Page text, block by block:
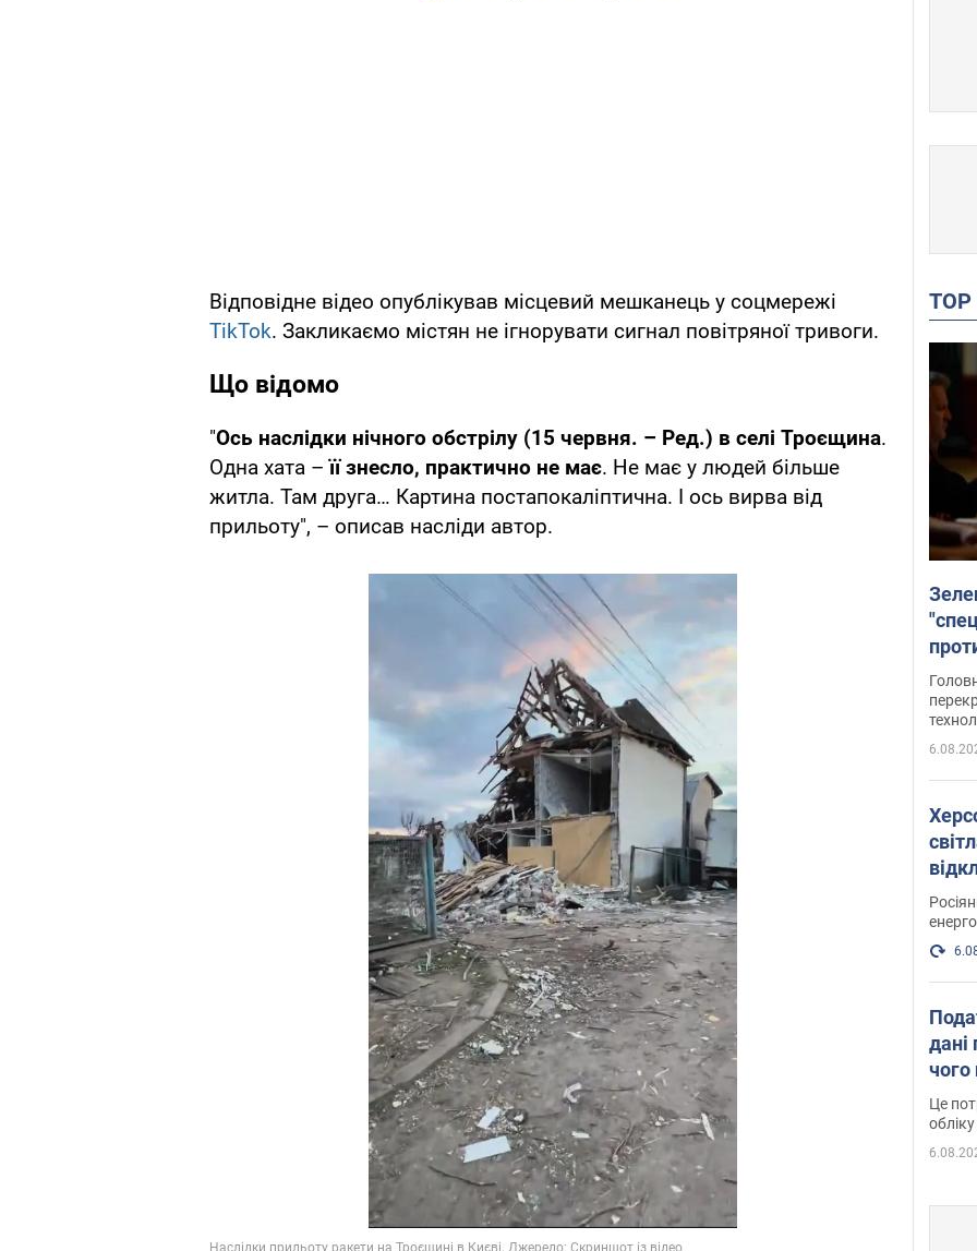
Відповідне відео опублікував місцевий мешканець у соцмережі
TikTok. Закликаємо містян не ігнорувати сигнал повітряної тривоги.
Що відомо
"Ось наслідки нічного обстрілу (15 червня. – Ред.) в селі Троєщина.
Одна хата –її знесло, практично не має. Не має у людей більше
житла. Там друга… Картина постапокаліптична. І ось вирва від
прильоту", – описав насліди автор.
дані
чого
Це
обліку